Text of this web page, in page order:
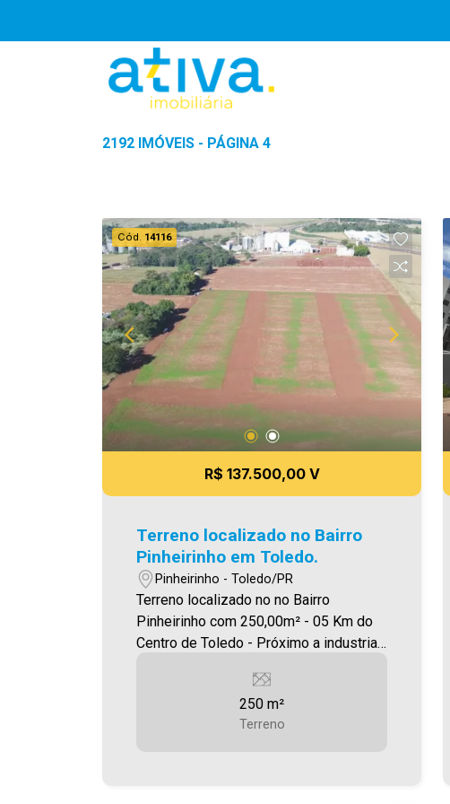
2192 IMÓVEIS - PÁGINA 4
Cód. 14116
R$ 137.500,00 V
Terreno localizado no Bairro
Pinheirinho em Toledo.
Pinheirinho - Toledo/PR
Terreno localizado no no Bairro
Pinheirinho com 250,00m² - 05 Km do
Centro de Toledo - Próximo a industrias
fornece excelente mobilidade. A
Imobiliária Ativa possui hoje uma das
maiores carteiras de imóveis
250 m²
Terreno